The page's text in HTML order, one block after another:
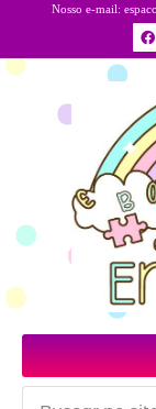
Nosso e-mail: